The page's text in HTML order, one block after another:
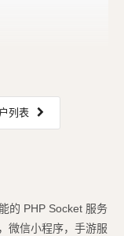
列表
的 PHP Socket 服务
微信小程序，手游服